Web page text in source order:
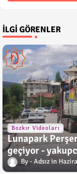
İLGI GÖRENLER
Bozkır Videoları
Lunapark
geçiyor -
Adsız